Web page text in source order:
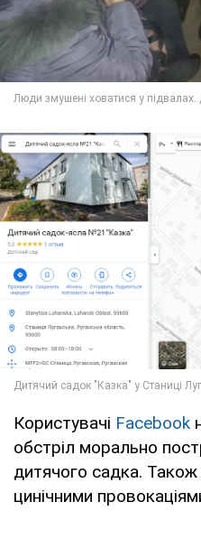
Користувачі Facebook
обстріл морально
дитячого садка. Також
цинічними